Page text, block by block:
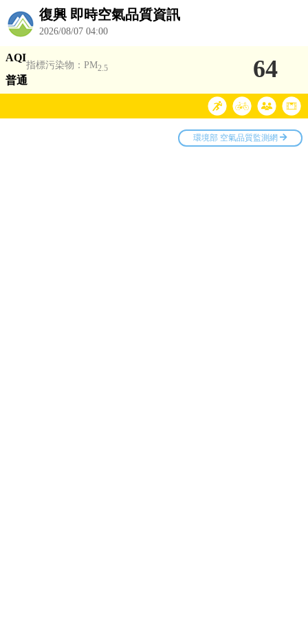
復興 即時空氣品質資訊
2026/08/07 04:00
AQI
指標污染物：PM2.5
普通 64
環境部 空氣品質監測網